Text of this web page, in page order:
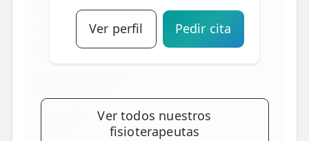
Ver perfil Pedir cita
Ver todos nuestros
fisioterapeutas